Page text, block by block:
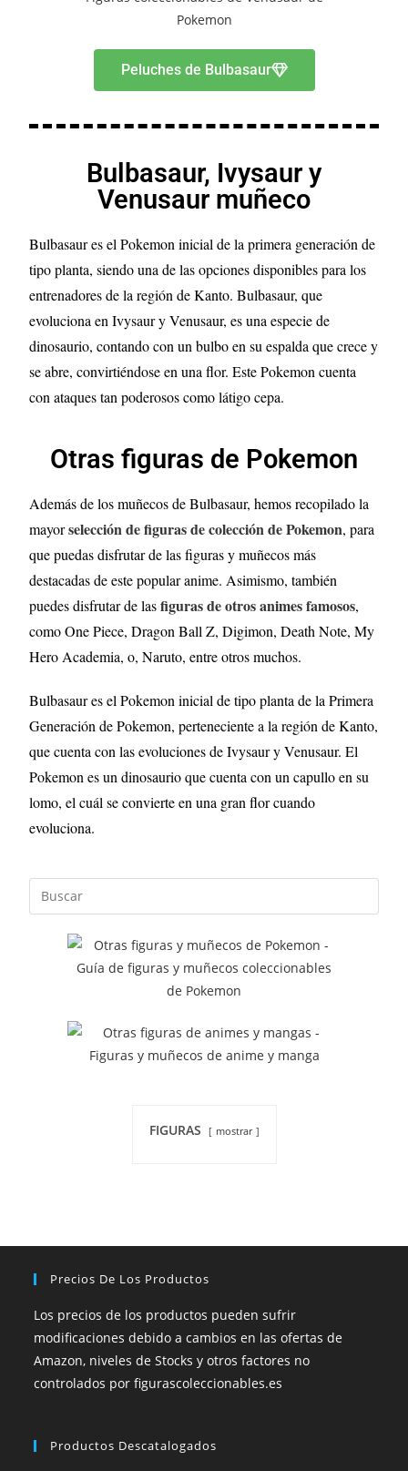
Peluches de Bulbasaur
Bulbasaur, Ivysaur y
Venusaur muñeco
Bulbasaur es el Pokemon inicial de la primera generación de
tipo planta, siendo una de las opciones disponibles para los
entrenadores de la región de Kanto. Bulbasaur, que
evoluciona en Ivysaur y Venusaur, es una especie de
dinosaurio, contando con un bulbo en su espalda que crece y
se abre, convirtiéndose en una flor. Este Pokemon cuenta
con ataques tan poderosos como látigo cepa.
Otras figuras de Pokemon
Además de los muñecos de Bulbasaur, hemos recopilado la
mayorselección de figuras de colección de Pokemon, para
que puedas disfrutar de las figuras y muñecos más
destacadas de este popular anime. Asimismo, también
puedes disfrutar de lasfiguras de otros animes famosos,
como One Piece, Dragon Ball Z, Digimon, Death Note, My
Hero Academia, o, Naruto, entre otros muchos.
Bulbasaur es el Pokemon inicial de tipo planta de la Primera
Generación de Pokemon, perteneciente a la región de Kanto,
que cuenta con las evoluciones de Ivysaur y Venusaur. El
Pokemon es un dinosaurio que cuenta con un capullo en su
lomo, el cuál se convierte en una gran flor cuando
evoluciona.
FIGURAS mostrar
Precios De Los Productos
Los precios de los productos pueden sufrir
modificaciones debido a cambios en las ofertas de
Amazon, niveles de Stocks y otros factores no
controlados por figurascoleccionables.es
Productos Descatalogados